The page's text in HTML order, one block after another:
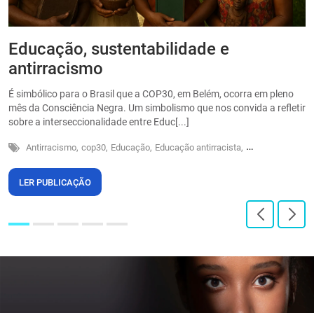
Educação, sustentabilidade e
antirracismo
É simbólico para o Brasil que a COP30, em Belém, ocorra em pleno
mês da Consciência Negra. Um simbolismo que nos convida a refletir
sobre a interseccionalidade entre Educ[...]
Antirracismo, cop30, Educação, Educação antirracista, Sustentabilidade
LER PUBLICAÇÃO